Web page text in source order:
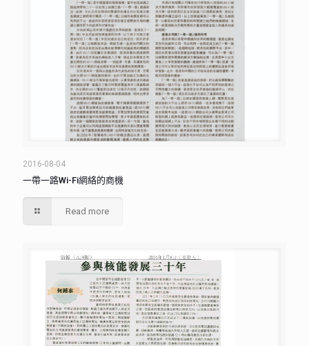
2016-08-04
一帶一路Wi-Fi網絡的商機
Read more